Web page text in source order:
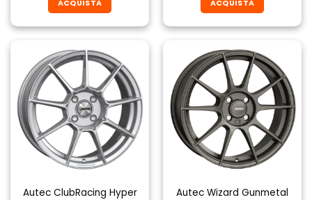
200,00€. 180,00€.
ACQUISTA
prodotto
ha
più
varianti.
Le
opzioni
possono
essere
scelte
nella
del
ACQUISTA
prodotto
ha
più
varianti.
Le
opzioni
possono
essere
scelte
nella
del
Autec ClubRacing Hyper
Autec Wizard Gunmetal